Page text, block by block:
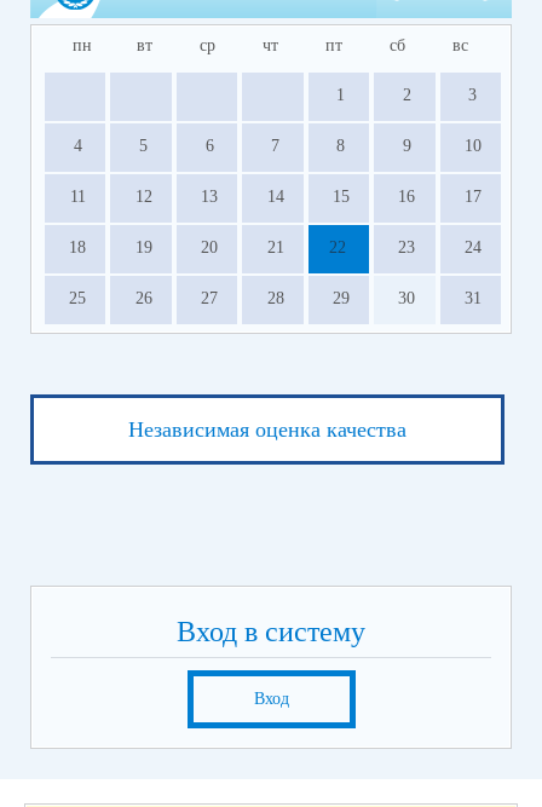
пн вт ср чт пт сб вс
1 2 3
4 5 6 7 8 9 10
11 12 13 14 15 16 17
18 19 20 21 22 23 24
25 26 27 28 29 30 31
Независимая оценка качества
Вход в систему
Вход